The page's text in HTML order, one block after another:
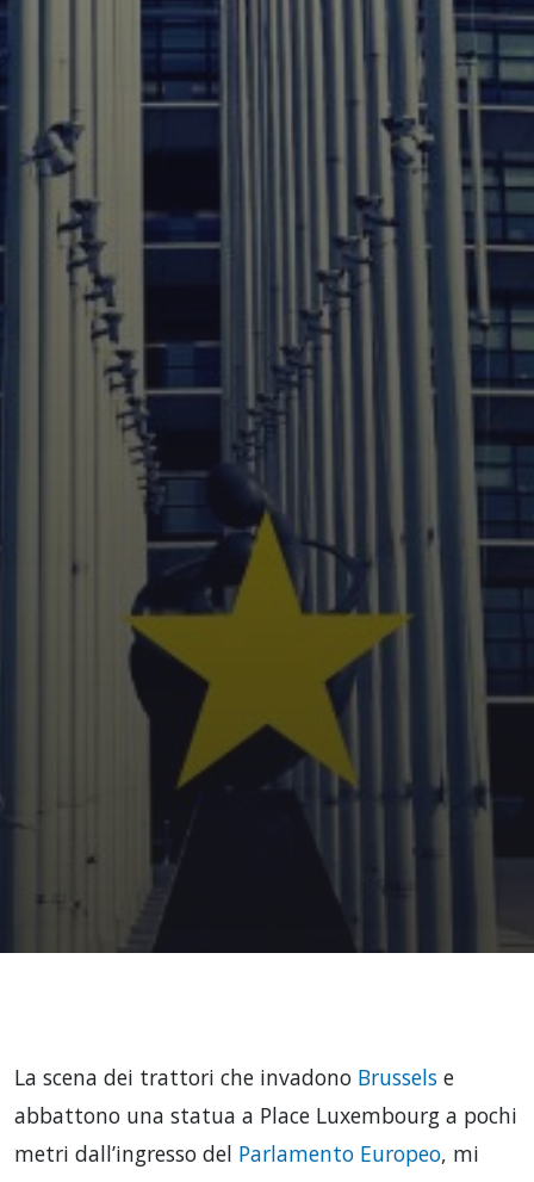
La scena dei trattori che invadono Brussels e
abbattono una statua a Place Luxembourg a pochi
metri dall’ingresso del Parlamento Europeo, mi